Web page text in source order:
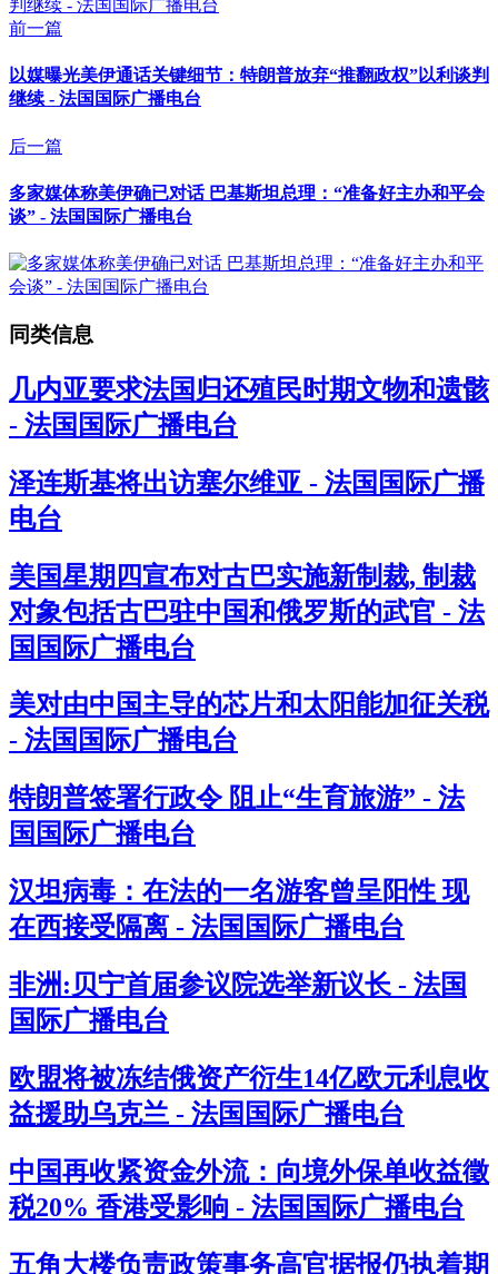
前一篇
以媒曝光美伊通话关键细节：特朗普放弃“推翻政权”以利谈判
继续 - 法国国际广播电台
后一篇
多家媒体称美伊确已对话 巴基斯坦总理：“准备好主办和平会
谈” - 法国国际广播电台
同类信息
几内亚要求法国归还殖民时期文物和遗骸
- 法国国际广播电台
泽连斯基将出访塞尔维亚 - 法国国际广播
电台
美国星期四宣布对古巴实施新制裁, 制裁
对象包括古巴驻中国和俄罗斯的武官 - 法
国国际广播电台
美对由中国主导的芯片和太阳能加征关税
- 法国国际广播电台
特朗普签署行政令 阻止“生育旅游” - 法
国国际广播电台
汉坦病毒：在法的一名游客曾呈阳性 现
在西接受隔离 - 法国国际广播电台
非洲:贝宁首届参议院选举新议长 - 法国
国际广播电台
欧盟将被冻结俄资产衍生14亿欧元利息收
益援助乌克兰 - 法国国际广播电台
中国再收紧资金外流：向境外保单收益徵
税20% 香港受影响 - 法国国际广播电台
五角大楼负责政策事务高官据报仍执着期